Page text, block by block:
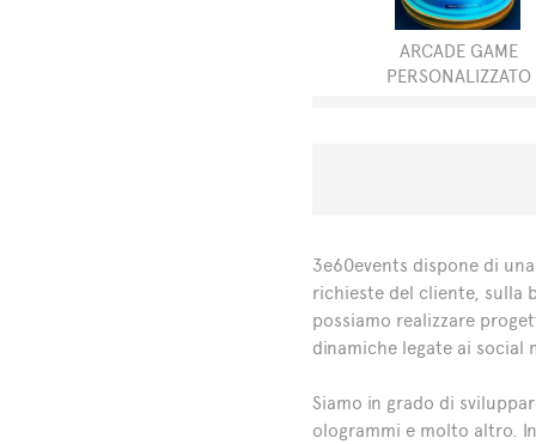
ARCADE GAME
PERSONALIZZATO
3e60events dispone di
richieste del cliente, sulla
possiamo realizzare
dinamiche legate ai social
Siamo in grado di
ologrammi e molto altro.